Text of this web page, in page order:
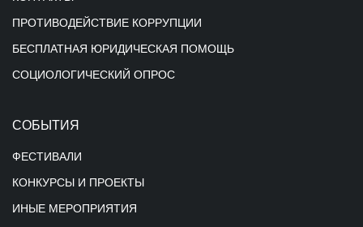
ПРОТИВОДЕЙСТВИЕ КОРРУПЦИИ
БЕСПЛАТНАЯ ЮРИДИЧЕСКАЯ ПОМОЩЬ
СОЦИОЛОГИЧЕСКИЙ ОПРОС
СОБЫТИЯ
ФЕСТИВАЛИ
КОНКУРСЫ И ПРОЕКТЫ
ИНЫЕ МЕРОПРИЯТИЯ